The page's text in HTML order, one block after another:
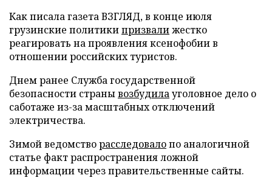
Как писала газета ВЗГЛЯД, в конце июля
грузинские политикипризвалижестко
реагировать на проявления ксенофобии в
отношении российских туристов.
Днем ранее Служба государственной
безопасности странывозбудилауголовное дело о
саботаже из-за масштабных отключений
электричества.
Зимой ведомстворасследовалопо аналогичной
статье факт распространения ложной
информации через правительственные сайты.